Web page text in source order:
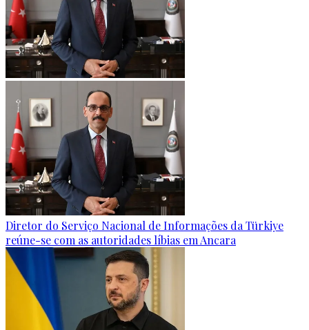
Diretor do Serviço Nacional de Informações da Türkiye
reúne-se com as autoridades líbias em Ancara